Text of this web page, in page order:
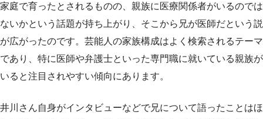
家庭で育ったとされるものの、親族に医療関係者がいるのでは
ないかという話題が持ち上がり、そこから兄が医師だという説
が広がったのです。芸能人の家族構成はよく検索されるテーマ
であり、特に医師や弁護士といった専門職に就いている親族が
いると注目されやすい傾向にあります。
井川さん自身がインタビューなどで兄について語ったことはほ